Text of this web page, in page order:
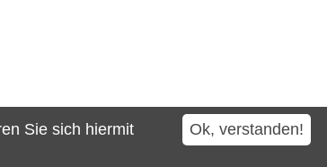
Ok, verstanden!
Sie sich hiermit